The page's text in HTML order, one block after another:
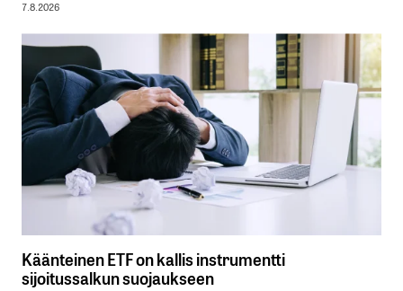
7.8.2026
Käänteinen ETF on kallis instrumentti
sijoitussalkun suojaukseen